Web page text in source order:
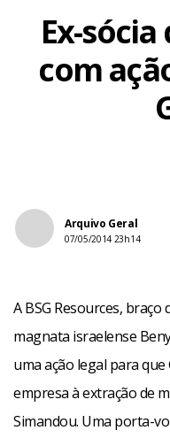
Ex-
com
Arquivo Geral
07/05/2014 23h14
A BSG Resources,
magnata israelense
uma ação legal para
empresa à extração de
Simandou. Uma porta-